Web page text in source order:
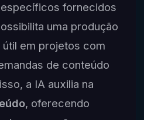
fornecidos
uma produção
em projetos com
de conteúdo
a IA auxilia na
, oferecendo